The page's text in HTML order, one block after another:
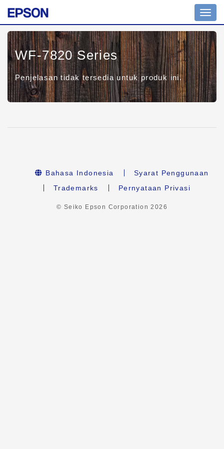
WF-7820 Series
Penjelasan tidak tersedia untuk produk ini.
Bahasa Indonesia
Syarat Penggunaan
Trademarks
Pernyataan Privasi
© Seiko Epson Corporation2026